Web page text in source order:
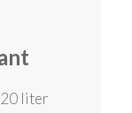
liter